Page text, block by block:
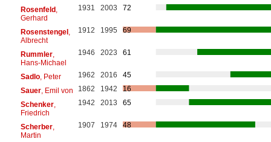
Rosenfeld,
Gerhard
1931 2003 72
Rosenstengel,
Albrecht
1912 1995 69
Rummler,
Hans-Michael
1946 2023 61
Sadlo, Peter 1962 2016
45
Sauer, Emil von 1862 1942
16
Schenker,
Friedrich
1942 2013 65
Scherber,
Martin
1907 1974 48